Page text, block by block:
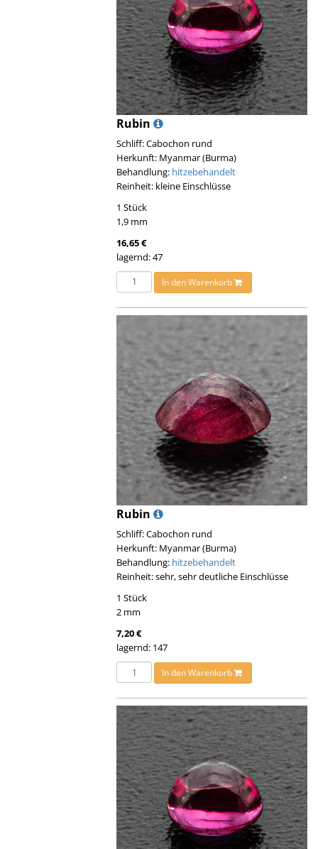
Rubin
Schliff: Cabochon rund
Herkunft: Myanmar (Burma)
Behandlung: hitzebehandelt
Reinheit: kleine Einschlüsse
1 Stück
1,9 mm
16,65 €
lagernd: 47
In den Warenkorb
Rubin
Schliff: Cabochon rund
Herkunft: Myanmar (Burma)
Behandlung: hitzebehandelt
Reinheit: sehr, sehr deutliche Einschlüsse
1 Stück
2 mm
7,20 €
lagernd: 147
In den Warenkorb